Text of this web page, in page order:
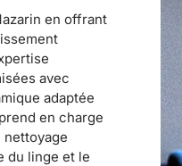
en offrant
avec
adaptée
en charge
du linge et le